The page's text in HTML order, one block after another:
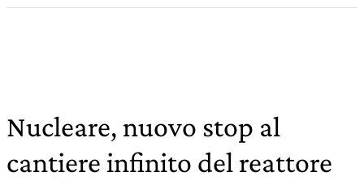
Nucleare, nuovo stop al
cantiere infinito del reattore